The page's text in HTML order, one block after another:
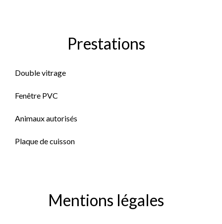
Prestations
Double vitrage
Fenêtre PVC
Animaux autorisés
Plaque de cuisson
Mentions légales